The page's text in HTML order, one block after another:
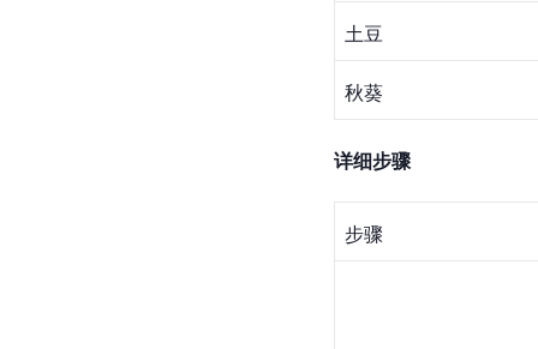
土豆
秋葵
详细步骤
步骤